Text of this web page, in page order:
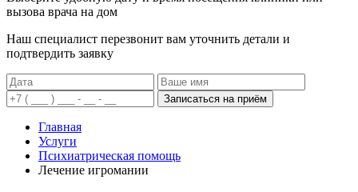
вызова врача на дом
Наш специалист перезвонит вам уточнить детали и
подтвердить заявку
Записаться на приём
Главная
Услуги
Психиатрическая помощь
Лечение игромании